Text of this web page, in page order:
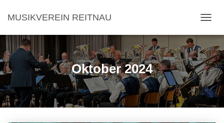
MUSIKVEREIN REITNAU
Oktober 2024